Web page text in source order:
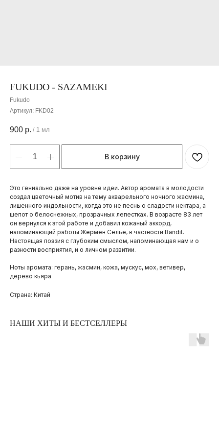
FUKUDO - SAZAMEKI
Fukudo
Артикул: FKD02
900 р. / 1 мл
В корзину
Это гениально даже на уровне идеи. Автор аромата в молодости
создал цветочный мотив на тему акварельного ночного жасмина,
лишенного индольности, когда это не песнь о сладости нектара, а
шепот о белоснежных, прозрачных лепестках. В возрасте 83 лет
он вернулся к этой работе и добавил кожаный аккорд,
напоминающий работы Жермен Селье, в частности Bandit.
Настоящая поэзия с глубоким смыслом, напоминающая нам и о
разности восприятия, и о личном развитии.
Ноты аромата: герань, жасмин, кожа, мускус, мох, ветивер,
дерево кьяра
Страна: Китай
НАШИ ХИТЫ И БЕСТСЕЛЛЕРЫ